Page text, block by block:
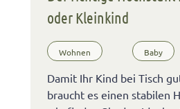
oder Kleinkind
Wohnen Baby
Damit Ihr Kind bei Tisch
braucht es einen stabilen